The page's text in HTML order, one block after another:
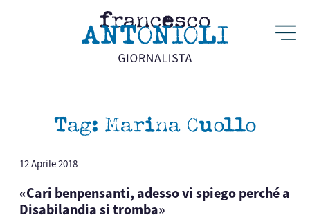
Tag: Marina Cuollo
12 Aprile 2018
«Cari benpensanti, adesso vi spiego perché a
Disabilandia si tromba»